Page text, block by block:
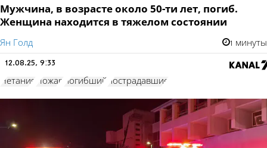
Мужчина, в возрасте около 50-ти лет, погиб.
Женщина находится в тяжелом состоянии
Ян Голд 1 минуты
12.08.25, 9:33
Нетания Пожар погибший пострадавшие